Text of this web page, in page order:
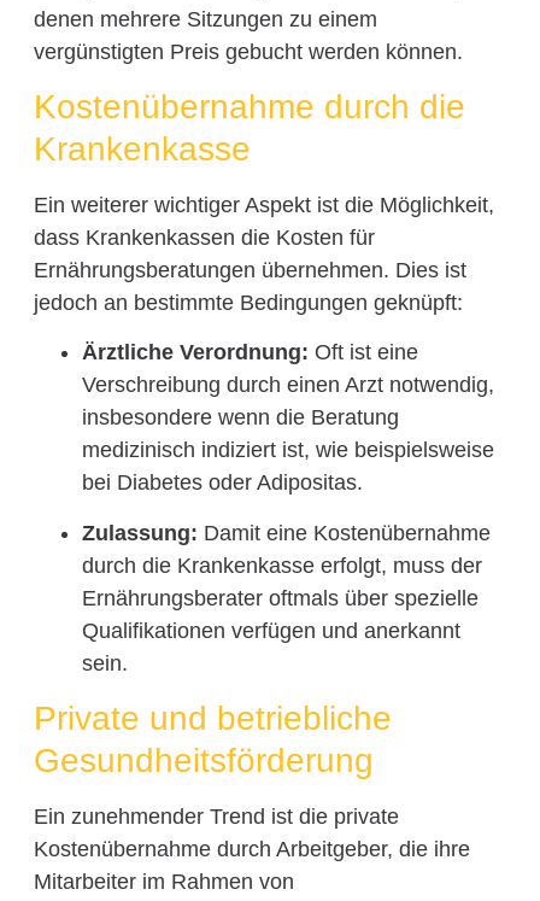
denen mehrere Sitzungen zu einem
vergünstigten Preis gebucht werden können.
Kostenübernahme durch die
Krankenkasse
Ein weiterer wichtiger Aspekt ist die Möglichkeit,
dass Krankenkassen die Kosten für
Ernährungsberatungen übernehmen. Dies ist
jedoch an bestimmte Bedingungen geknüpft:
Ärztliche Verordnung: Oft ist eine
Verschreibung durch einen Arzt notwendig,
insbesondere wenn die Beratung
medizinisch indiziert ist, wie beispielsweise
bei Diabetes oder Adipositas.
Zulassung: Damit eine Kostenübernahme
durch die Krankenkasse erfolgt, muss der
Ernährungsberater oftmals über spezielle
Qualifikationen verfügen und anerkannt
sein.
Private und betriebliche
Gesundheitsförderung
Ein zunehmender Trend ist die private
Kostenübernahme durch Arbeitgeber, die ihre
Mitarbeiter im Rahmen von